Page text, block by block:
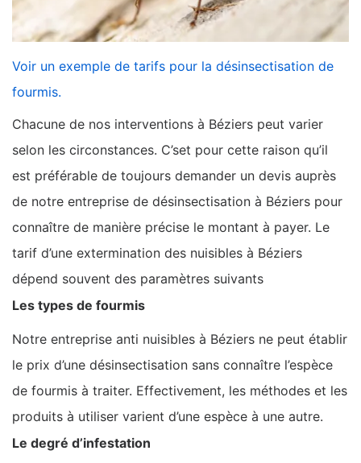
Voir un exemple de tarifs pour la désinsectisation de
fourmis.
Chacune de nos interventions à Béziers peut varier
selon les circonstances. C’set pour cette raison qu’il
est préférable de toujours demander un devis auprès
de notre entreprise de désinsectisation à Béziers pour
connaître de manière précise le montant à payer. Le
tarif d’une extermination des nuisibles à Béziers
dépend souvent des paramètres suivants
Les types de fourmis
Notre entreprise anti nuisibles à Béziers ne peut établir
le prix d’une désinsectisation sans connaître l’espèce
de fourmis à traiter. Effectivement, les méthodes et les
produits à utiliser varient d’une espèce à une autre.
Le degré d’infestation